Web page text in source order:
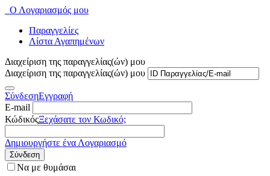
Ο Λογαριασμός μου
Παραγγελίες
Λίστα Αγαπημένων
Διαχείριση της παραγγελίας(ών) μου
Διαχείριση της παραγγελίας(ών) μου
ΣύνδεσηΕγγραφή
E-mail
ΚώδικόςΞεχάσατε τον Κωδικό;
Δημιουργήστε ένα Λογαριασμό
Σύνδεση
Να με θυμάσαι